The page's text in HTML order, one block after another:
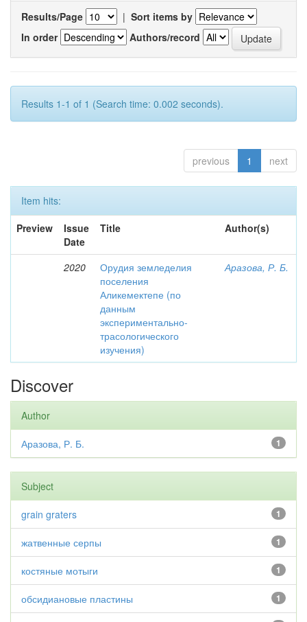
Results/Page | Sort items by
In order
Authors/record
Results 1-1 of 1 (Search time: 0.002 seconds).
previous 1 next
Item hits:
Preview
Issue
Date
Title Author(s)
2020
Орудия земледелия
поселения
Аликемектепе (по
данным
экспериментально-
трасологического
изучения)
Аразова, Р. Б.
Discover
Author
1
Аразова, Р. Б.
Subject
1
grain graters
1
жатвенные серпы
1
костяные мотыги
1
обсидиановые пластины